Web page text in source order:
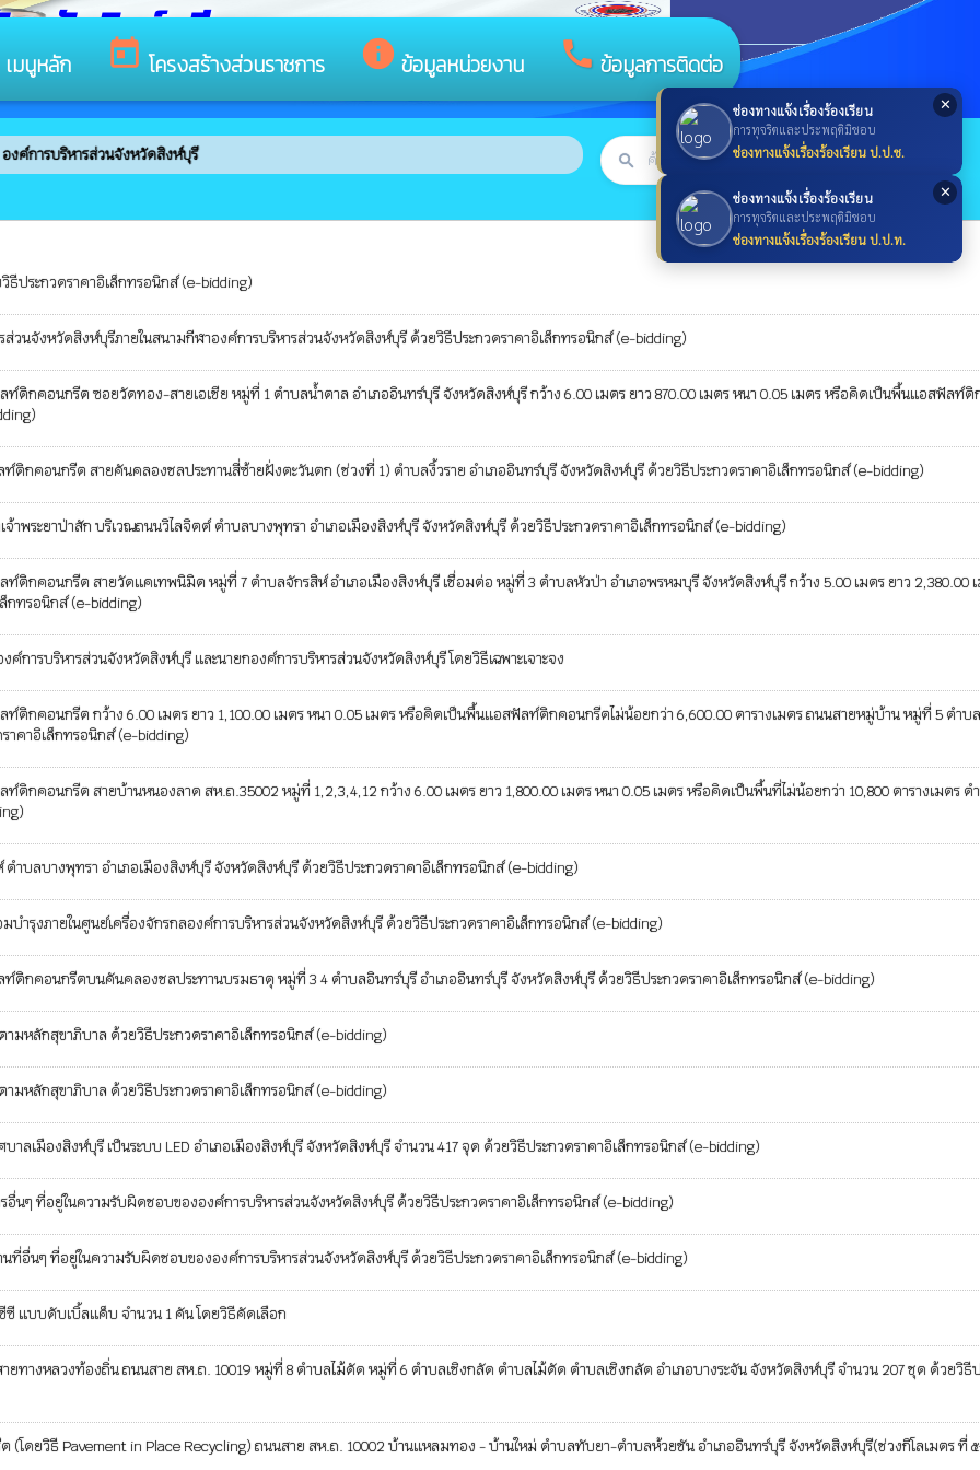
✕
ช่องทางแจ้งเรื่องร้องเรียน
การทุจริตและประพฤติมิชอบ
ช่องทางแจ้งเรื่องร้องเรียน ป.ป.ช.
✕
ช่องทางแจ้งเรื่องร้องเรียน
การทุจริตและประพฤติมิชอบ
ช่องทางแจ้งเรื่องร้องเรียน ป.ป.ท.
เมนูหลัก today โครงสร้างส่วนราชการ info ข้อมูลหน่วยงาน call ข้อมูลการติดต่อ
หวัดสิงห์บุรี
รบริหารส่วนจังหวัดสิงห์บุรี search searchค้นหา
ประกวดราคาอิเล็กทรอนิกส์ (e-bidding)
ส่วนจังหวัดสิงห์บุรีภายในสนามกีฬาองค์การบริหารส่วนจังหวัดสิงห์บุรี ด้วยวิธีประกวดราคาอิเล็กทรอนิกส์ (e-bidding)
ติกคอนกรีต ซอยวัดทอง-สายเอเชีย หมู่ที่ 1 ตำบลน้ำตาล อำเภออินทร์บุรี จังหวัดสิงห์บุรี กว้าง 6.00 เมตร ยาว 870.00 เมตร หนา 0.05 เมตร หรือคิดเป็นพื้นแอสฟัลท์ติ
ติกคอนกรีต สายคันคลองชลประทานสี่ซ้ายฝั่งตะวันตก (ช่วงที่ 1) ตำบลงิ้วราย อำเภออินทร์บุรี จังหวัดสิงห์บุรี ด้วยวิธีประกวดราคาอิเล็กทรอนิกส์ (e-bidding)
าพระยาป่าสัก บริเวณถนนวิไลจิตต์ ตำบลบางพุทรา อำเภอเมืองสิงห์บุรี จังหวัดสิงห์บุรี ด้วยวิธีประกวดราคาอิเล็กทรอนิกส์ (e-bidding)
ติกคอนกรีต สายวัดแคเทพนิมิต หมู่ที่ 7 ตำบลจักรสิห์ อำเภอเมืองสิงห์บุรี เชื่อมต่อ หมู่ที่ 3 ตำบลหัวป่า อำเภอพรหมบุรี จังหวัดสิงห์บุรี กว้าง 5.00 เมตร ยาว 2,380.00
กทรอนิกส์ (e-bidding)
ารบริหารส่วนจังหวัดสิงห์บุรี และนายกองค์การบริหารส่วนจังหวัดสิงห์บุรี โดยวิธีเฉพาะเจาะจง
ติกคอนกรีต กว้าง 6.00 เมตร ยาว 1,100.00 เมตร หนา 0.05 เมตร หรือคิดเป็นพื้นแอสฟัลท์ติกคอนกรีตไม่น้อยกว่า 6,600.00 ตารางเมตร ถนนสายหมู่บ้าน หมู่ที่ 5 ตำบล
าคาอิเล็กทรอนิกส์ (e-bidding)
ติกคอนกรีต สายบ้านหนองลาด สห.ถ.35002 หมู่ที่ 1,2,3,4,12 กว้าง 6.00 เมตร ยาว 1,800.00 เมตร หนา 0.05 เมตร หรือคิดเป็นพื้นที่ไม่น้อยกว่า 10,800 ตารางเมตร ต
ำบลบางพุทรา อำเภอเมืองสิงห์บุรี จังหวัดสิงห์บุรี ด้วยวิธีประกวดราคาอิเล็กทรอนิกส์ (e-bidding)
บำรุงภายในศูนย์เครื่องจักรกลองค์การบริหารส่วนจังหวัดสิงห์บุรี ด้วยวิธีประกวดราคาอิเล็กทรอนิกส์ (e-bidding)
ท์ติกคอนกรีตบนคันคลองชลประทานบรมธาตุ หมู่ที่ 3 4 ตำบลอินทร์บุรี อำเภออินทร์บุรี จังหวัดสิงห์บุรี ด้วยวิธีประกวดราคาอิเล็กทรอนิกส์ (e-bidding)
มหลักสุขาภิบาล ด้วยวิธีประกวดราคาอิเล็กทรอนิกส์ (e-bidding)
มหลักสุขาภิบาล ด้วยวิธีประกวดราคาอิเล็กทรอนิกส์ (e-bidding)
บาลเมืองสิงห์บุรี เป็นระบบ LED อำเภอเมืองสิงห์บุรี จังหวัดสิงห์บุรี จำนวน 417 จุด ด้วยวิธีประกวดราคาอิเล็กทรอนิกส์ (e-bidding)
อื่นๆ ที่อยู่ในความรับผิดชอบขององค์การบริหารส่วนจังหวัดสิงห์บุรี ด้วยวิธีประกวดราคาอิเล็กทรอนิกส์ (e-bidding)
ที่อื่นๆ ที่อยู่ในความรับผิดชอบขององค์การบริหารส่วนจังหวัดสิงห์บุรี ด้วยวิธีประกวดราคาอิเล็กทรอนิกส์ (e-bidding)
ซี แบบดับเบิ้ลแค็บ จำนวน 1 คัน โดยวิธีคัดเลือก
ทางหลวงท้องถิ่น ถนนสาย สห.ถ. 10019 หมู่ที่ 8 ตำบลไม้ดัด หมู่ที่ 6 ตำบลเชิงกลัด ตำบลไม้ดัด ตำบลเชิงกลัด อำเภอบางระจัน จังหวัดสิงห์บุรี จำนวน 207 ชุด ด้วยวิธี
โดยวิธี Pavement in Place Recycling) ถนนสาย สห.ถ. 10002 บ้านแหลมทอง - บ้านใหม่ ตำบลทับยา-ตำบลห้วยชัน อำเภออินทร์บุรี จังหวัดสิงห์บุรี(ช่วงกิโลเมตร ที่